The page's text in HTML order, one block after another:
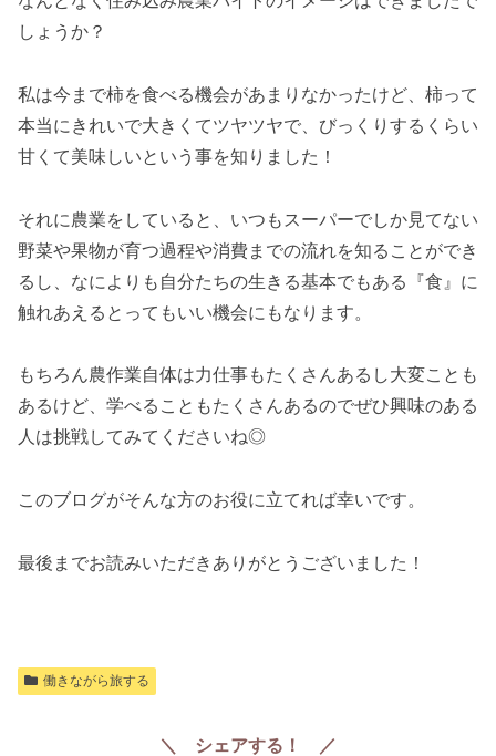
しょうか？
私は今まで柿を食べる機会があまりなかったけど、柿って
本当にきれいで大きくてツヤツヤで、びっくりするくらい
甘くて美味しいという事を知りました！
それに農業をしていると、いつもスーパーでしか見てない
野菜や果物が育つ過程や消費までの流れを知ることができ
るし、なによりも自分たちの生きる基本でもある『食』に
触れあえるとってもいい機会にもなります。
もちろん農作業自体は力仕事もたくさんあるし大変ことも
あるけど、学べることもたくさんあるのでぜひ興味のある
人は挑戦してみてくださいね◎
このブログがそんな方のお役に立てれば幸いです。
最後までお読みいただきありがとうございました！
働きながら旅する
＼ シェアする！ ／